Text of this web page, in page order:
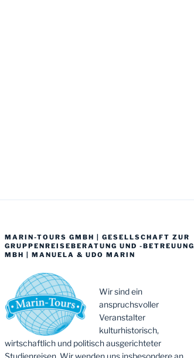
MARIN-TOURS GMBH | GESELLSCHAFT ZUR
GRUPPENREISEBERATUNG UND -BETREUUNG
MBH | MANUELA & UDO MARIN
Wir sind ein
anspruchsvoller
Veranstalter
kulturhistorisch,
wirtschaftlich und politisch ausgerichteter